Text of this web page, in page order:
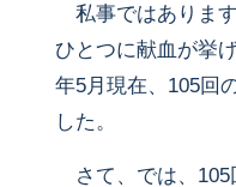
私事ではありま
ひとつに献血が挙
年5月現在、105回
した。
さて、では、105